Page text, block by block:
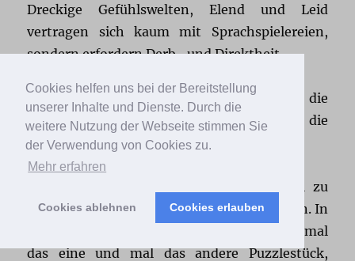
Cookies helfen uns bei der Bereitstellung
unserer Inhalte und Dienste. Durch die
weitere Nutzung der Webseite stimmen Sie
der Verwendung von Cookies zu.
Mehr erfahren
Cookies ablehnen Cookies erlauben
Dreckige Gefühlswelten, Elend und Leid
vertragen sich kaum mit Sprachspielereien,
sondern erfordern Derb- und Direktheit.
Nebenbei liebe ich übrigens die
Albtraumwelten von Franz Kafka. Passen die
auch noch rein?
Vielleicht ist das Vorhaben zu groß, weil zu
vollgestopft, zu überfüllt mit Widersprüchen. In
meinen kürzeren Erzählungen findet man mal
das eine und mal das andere Puzzlestück,